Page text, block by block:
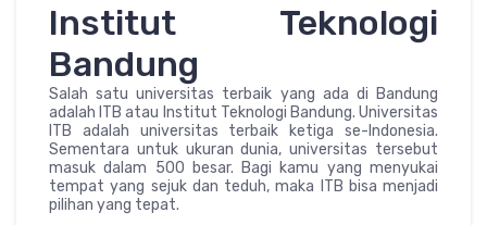
Institut Teknologi
Bandung
Salah satu universitas terbaik yang ada di Bandung
adalah ITB atau Institut Teknologi Bandung. Universitas
ITB adalah universitas terbaik ketiga se-Indonesia.
Sementara untuk ukuran dunia, universitas tersebut
masuk dalam 500 besar. Bagi kamu yang menyukai
tempat yang sejuk dan teduh, maka ITB bisa menjadi
pilihan yang tepat.